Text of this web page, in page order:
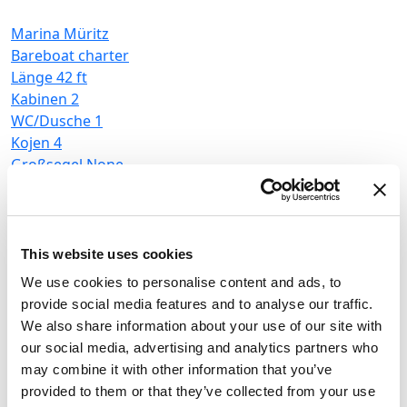
This website uses cookies
We use cookies to personalise content and ads, to
provide social media features and to analyse our traffic.
We also share information about your use of our site with
our social media, advertising and analytics partners who
may combine it with other information that you’ve
provided to them or that they’ve collected from your use
Marina Müritz
Bareboat charter
Länge42 ft
Kabinen 2
WC/Dusche 1
Kojen 4
Großsegel None
HouseboatFebomobil 870
Deutschland Rechlin
Marina Müritz
Bareboat charter